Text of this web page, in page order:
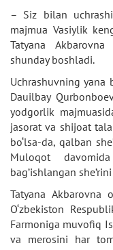
– Siz bilan
majmua Vasiylik
Tatyana
shunday boshladi.
Uchrashuvning
Dauilbay
yodgorlik
jasorat va shijoat
bo‘lsa-da, qalban
Muloqot
bag’ishlangan
Tatyana Akbarovna
O‘zbekiston
Farmoniga muvofiq
va merosini har